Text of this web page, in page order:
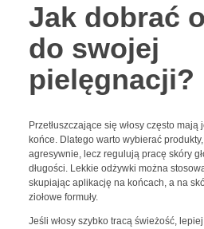
Jak dobrać
do swojej
pielęgnacji?
Przetłuszczające się włosy często
końce. Dlatego warto wybierać
agresywnie, lecz regulują pracę skóry
długości. Lekkie odżywki można
skupiając aplikację na końcach, a na
ziołowe formuły.
Jeśli włosy szybko tracą świeżość,